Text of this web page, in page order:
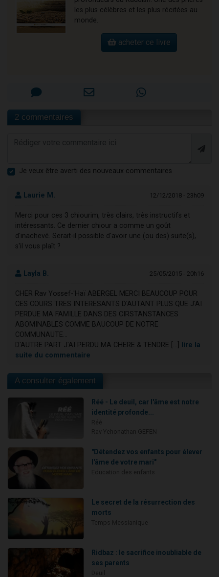
les plus célèbres et les plus récitées au
monde.
acheter ce livre
2 commentaires
Je veux être averti des nouveaux commentaires
Laurie M. 12/12/2018 - 23h09
Merci pour ces 3 chiourim, très clairs, très instructifs et
intéressants. Ce dernier chiour a comme un goût
d'inachevé. Serait-il possible d'avoir une (ou des) suite(s),
s'il vous plaît ?
Layla B. 25/05/2015 - 20h16
CHER Rav Yossef-'Haï ABERGEL MERCI BEAUCOUP POUR
CES COURS TRES INTERESANTS D'AUTANT PLUS QUE J'AI
PERDUE MA FAMILLE DANS DES CIRSTANSTANCES
ABOMINABLES COMME BAUCOUP DE NOTRE
COMMUNAUTE...
D'AUTRE PART J'AI PERDU MA CHERE & TENDRE [...]
lire la
suite du commentaire
A consulter également
Réé - Le deuil, car l'âme est notre
identité profonde...
"Détendez vos enfants pour élever
l'âme de votre mari"
Le secret de la résurrection des
morts
Ridbaz : le sacrifice inoubliable de
ses parents